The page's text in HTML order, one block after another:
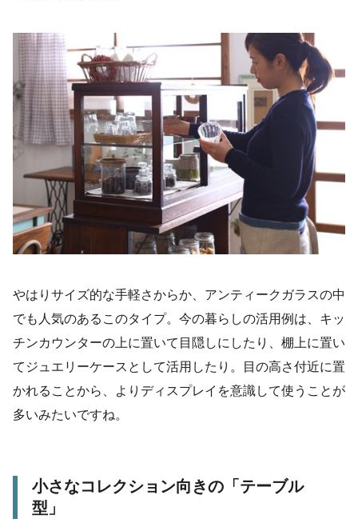
やはりサイズ的な手軽さからか、アンティークガラスの中
でも人気のあるこのタイプ。今の暮らしの活用例は、キッ
チンカウンターの上に置いて目隠しにしたり、棚上に置い
てジュエリーケースとして活用したり。目の高さ付近に置
かれることから、よりディスプレイを意識して使うことが
多いみたいですね。
小さなコレクション向きの「テーブル
型」